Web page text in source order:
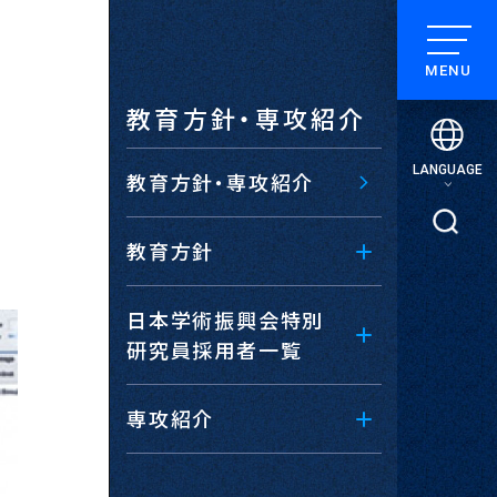
LANGUAGE
検索
教育方針・専攻紹介
教育方針・専攻紹介
教育方針
日本学術振興会特別
研究員採用者一覧
専攻紹介